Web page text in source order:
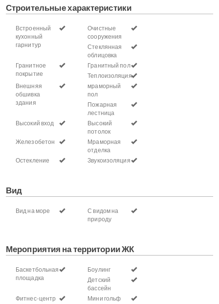
Строительные характеристики
Встроенный
кухонный
гарнитур
Очистные
сооружения
Стеклянная
облицовка
Гранитное
покрытие
Гранитный пол
Теплоизоляция
Внешняя
обшивка
здания
мраморный
пол
Пожарная
лестница
Высокий вход
Высокий
потолок
Железобетон
Мраморная
отделка
Остекление
Звукоизоляция
Вид
Вид на море
С видом на
природу
Мероприятия на территории ЖК
Баскетбольная
площадка
Боулинг
Детский
бассейн
Фитнес-центр
Мини гольф